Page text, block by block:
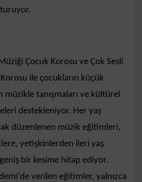
Çocuk Korosu ve Çok Sesli
ile çocukların küçük
tanışmaları ve kültürel
destekleniyor. Her yaş
düzenlenen müzik eğitimleri,
yetişkinlerden ileri yaş
bir kesime hitap ediyor.
verilen eğitimler, yalnızca